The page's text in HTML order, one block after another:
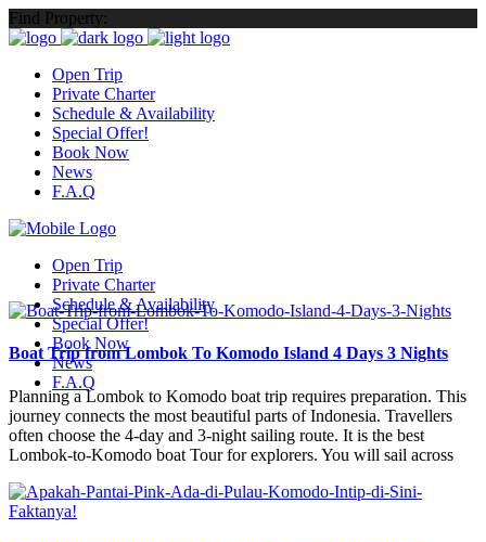
Find Property:
Open Trip
Private Charter
Schedule & Availability
Special Offer!
Book Now
News
F.A.Q
Open Trip
Private Charter
Schedule & Availability
Special Offer!
Book Now
News
F.A.Q
Boat Trip from Lombok To Komodo Island 4 Days 3 Nights
Planning a Lombok to Komodo boat trip requires preparation. This
journey connects the most beautiful parts of Indonesia. Travellers
often choose the 4-day and 3-night sailing route. It is the best
Lombok-to-Komodo boat Tour for explorers. You will sail across